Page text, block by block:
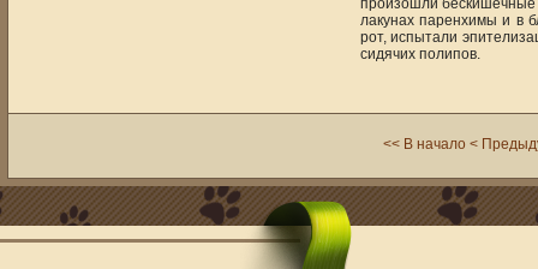
произошли бескишечные
лакунах паренхимы и в
рот, испытали
сидячих полипов.
<< В начало <